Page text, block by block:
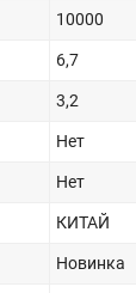
10000
6,7
3,2
Нет
Нет
КИТАЙ
Новинка